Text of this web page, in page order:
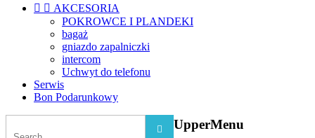
  AKCESORIA
POKROWCE I PLANDEKI
bagaż
gniazdo zapalniczki
intercom
Uchwyt do telefonu
Serwis
Bon Podarunkowy
 UpperMenu